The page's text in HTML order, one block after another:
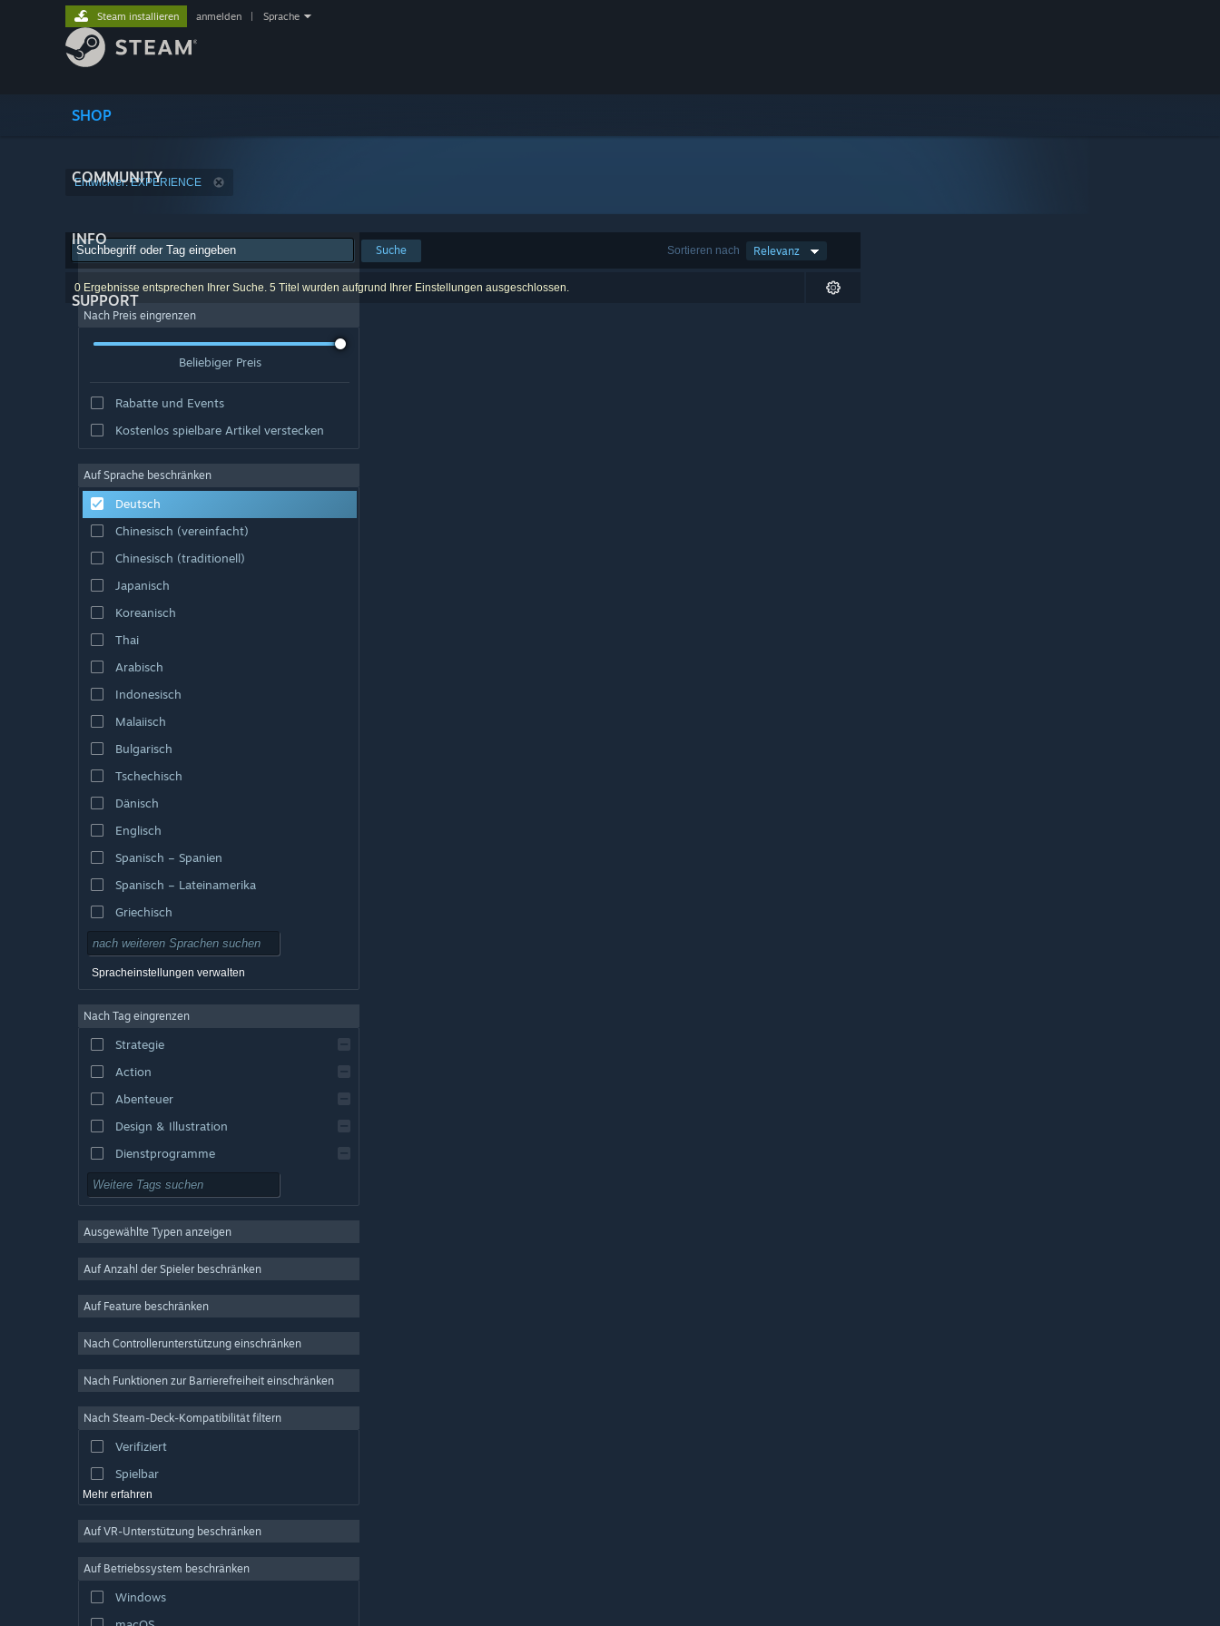
SHOP
COMMUNITY
INFO
SUPPORT
Steam installieren anmelden Sprache
Entwickler: EXPERIENCE
Sortieren nach Relevanz
Suche
0 Ergebnisse entsprechen Ihrer Suche. 5 Titel wurden aufgrund Ihrer Einstellungen ausgeschlossen.
Nach Preis eingrenzen
Beliebiger Preis
Rabatte und Events
Kostenlos spielbare Artikel verstecken
Auf Sprache beschränken
Deutsch
Chinesisch (vereinfacht)
Chinesisch (traditionell)
Japanisch
Koreanisch
Thai
Arabisch
Indonesisch
Malaiisch
Bulgarisch
Tschechisch
Dänisch
Englisch
Spanisch – Spanien
Spanisch – Lateinamerika
Griechisch
Spracheinstellungen verwalten
Nach Tag eingrenzen
Strategie
Action
Abenteuer
Design & Illustration
Dienstprogramme
Kostenlos spielbar
MMO
Indie
Simulation
Videoproduktion
Fotobearbeitung
Ausgewählte Typen anzeigen
Auf Anzahl der Spieler beschränken
Auf Feature beschränken
Nach Controllerunterstützung einschränken
Nach Funktionen zur Barrierefreiheit einschränken
Nach Steam-Deck-Kompatibilität filtern
Verifiziert
Spielbar
Mehr erfahren
Auf VR-Unterstützung beschränken
Auf Betriebssystem beschränken
Windows